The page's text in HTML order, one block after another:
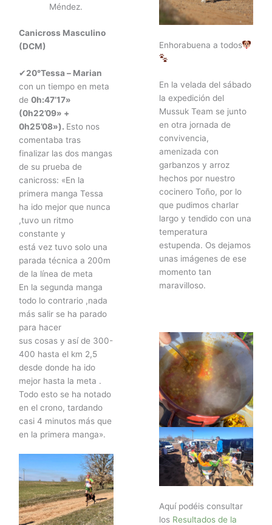
Méndez.
Canicross Masculino
(DCM)
✔20°Tessa – Marian
con un tiempo en meta
de0h:47’17»
(0h22’09» +
0h25’08»). Esto nos
comentaba tras
finalizar las dos mangas
de su prueba de
canicross: «En la
primera manga Tessa
ha ido mejor que nunca
,tuvo un ritmo
constante y
está vez tuvo solo una
parada técnica a 200m
de la línea de meta
En la segunda manga
todo lo contrario ,nada
más salir se ha parado
para hacer
sus cosas y así de 300-
400 hasta el km 2,5
desde donde ha ido
mejor hasta la meta .
Todo esto se ha notado
en el crono, tardando
casi 4 minutos más que
en la primera manga».
Enhorabuena a todos
En la velada del sábado
la expedición del
Mussuk Team se junto
en otra jornada de
convivencia,
amenizada con
garbanzos y arroz
hechos por nuestro
cocinero Toño, por lo
que pudimos charlar
largo y tendido con una
temperatura
estupenda. Os dejamos
unas imágenes de ese
momento tan
maravilloso.
Aquí podéis consultar
los Resultados de la